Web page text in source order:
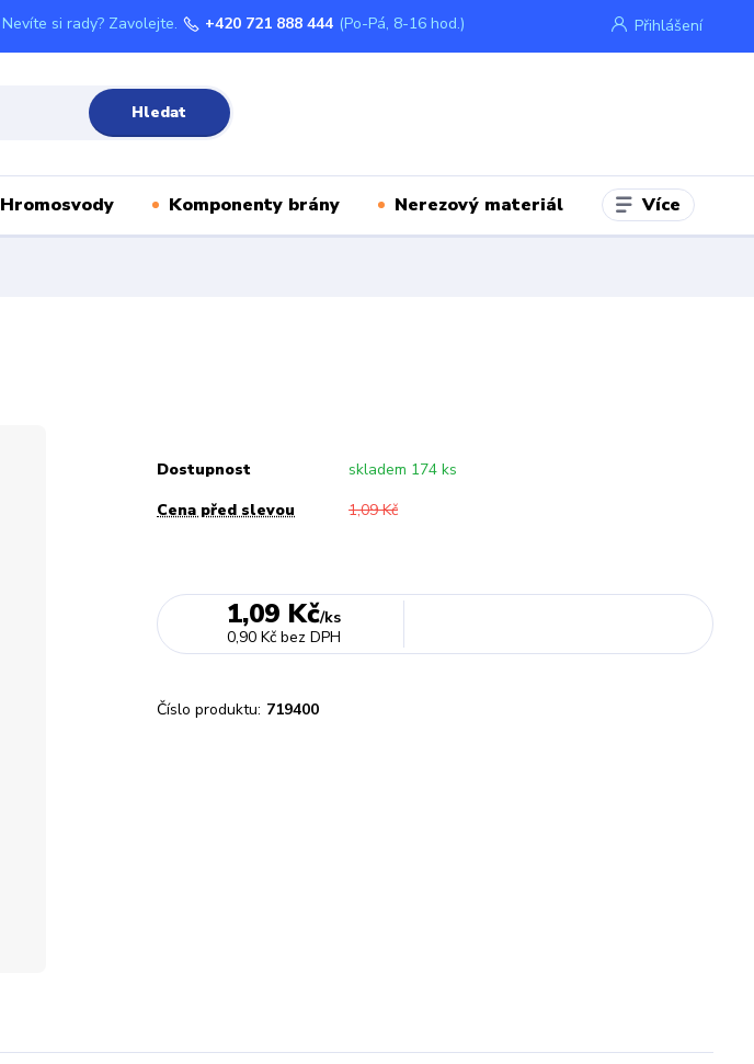
Přihlášení
Hledat
Nevíte si rady? Zavolejte. +420 721 888 444 (Po-Pá, 8-16 hod.)
Hromosvody Komponenty brány Nerezový materiál Více
Dostupnost
skladem 174 ks
Cena před slevou
1,09 Kč
1,09 Kč/ks
0,90 Kč bez DPH
Číslo produktu: 719400